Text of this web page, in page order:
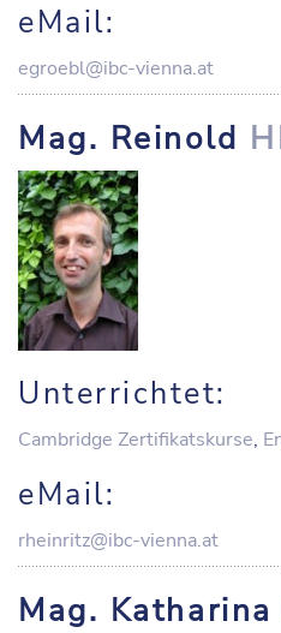
eMail:
egroebl@ibc-vienna.at
Mag. Reinold
Unterrichtet:
Cambridge Zertifikatskurse,
eMail:
rheinritz@ibc-vienna.at
Mag. Katharina